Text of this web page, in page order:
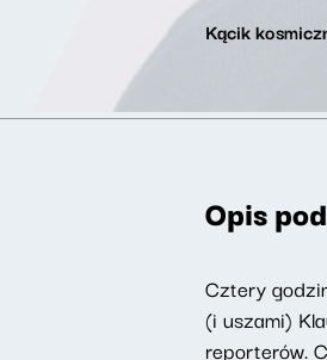
Kącik
Opis
Cztery
(i uszami)
reporterów.